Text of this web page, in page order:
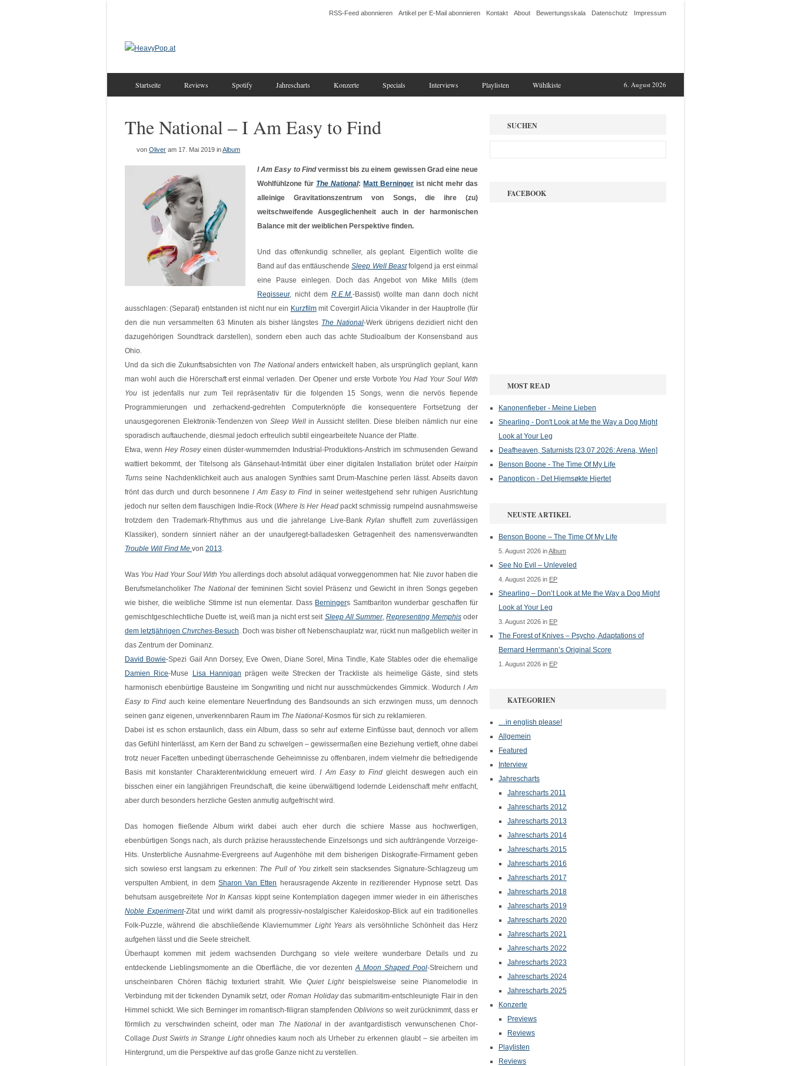
RSS-Feed abonnieren Artikel per E-Mail abonnieren Kontakt About Bewertungsskala Datenschutz Impressum
6. August 2026
Startseite Reviews Spotify Jahrescharts Konzerte Specials Interviews Playlisten Wühlkiste
The National – I Am Easy to Find
von Oliver am 17. Mai 2019 inAlbum
I Am Easy to Findvermisst bis zu einem gewissen Grad eine neue
Wohlfühlzone für The National: Matt Berninger ist nicht mehr das
alleinige Gravitationszentrum von Songs, die ihre (zu)
weitschweifende Ausgeglichenheit auch in der harmonischen
Balance mit der weiblichen Perspektive finden.
Und das offenkundig schneller, als geplant. Eigentlich wollte die
Band auf das enttäuschendeSleep Well Beastfolgend ja erst einmal
eine Pause einlegen. Doch das Angebot von Mike Mills (dem
Regisseur, nicht dem R.E.M.-Bassist) wollte man dann doch nicht
ausschlagen: (Separat) entstanden ist nicht nur ein Kurzfilmmit Covergirl Alicia Vikander in der Hauptrolle (für
den die nun versammelten 63 Minuten als bisher längstes The National-Werk übrigens dezidiert nicht den
dazugehörigen Soundtrack darstellen), sondern eben auch das achte Studioalbum der Konsensband aus
Ohio.
Und da sich die Zukunftsabsichten von The Nationalanders entwickelt haben, als ursprünglich geplant, kann
man wohl auch die Hörerschaft erst einmal verladen. Der Opener und erste Vorbote You Had Your Soul With
You ist jedenfalls nur zum Teil repräsentativ für die folgenden 15 Songs, wenn die nervös fiepende
Programmierungen und zerhackend-gedrehten Computerknöpfe die konsequentere Fortsetzung der
unausgegorenen Elektronik-Tendenzen von Sleep Wellin Aussicht stellten. Diese bleiben nämlich nur eine
sporadisch auftauchende, diesmal jedoch erfreulich subtil eingearbeitete Nuance der Platte.
Etwa, wenn Hey Roseyeinen düster-wummernden Industrial-Produktions-Anstrich im schmusenden Gewand
wattiert bekommt, der Titelsong als Gänsehaut-Intimität über einer digitalen Installation brütet oder Hairpin
Turns seine Nachdenklichkeit auch aus analogen Synthies samt Drum-Maschine perlen lässt. Abseits davon
frönt das durch und durch besonneneI Am Easy to Findin seiner weitestgehend sehr ruhigen Ausrichtung
jedoch nur selten dem flauschigen Indie-Rock (Where Is Her Headpackt schmissig rumpelnd ausnahmsweise
trotzdem den Trademark-Rhythmus aus und die jahrelange Live-BankRylan shuffelt zum zuverlässigen
Klassiker), sondern sinniert näher an der unaufgeregt-balladesken Getragenheit des namensverwandten
Trouble Will Find Me von 2013.
Was You Had Your Soul With You allerdings doch absolut adäquat vorweggenommen hat: Nie zuvor haben die
Berufsmelancholiker The Nationalder femininen Sicht soviel Präsenz und Gewicht in ihren Songs gegeben
wie bisher, die weibliche Stimme ist nun elementar. Dass Berningers Samtbariton wunderbar geschaffen für
gemischtgeschlechtliche Duette ist, weiß man ja nicht erst seit Sleep All Summer,Representing Memphisoder
dem letztjährigen Chvrches-Besuch. Doch was bisher oft Nebenschauplatz war, rückt nun maßgeblich weiter in
das Zentrum der Dominanz.
David Bowie-Spezi Gail Ann Dorsey, Eve Owen, Diane Sorel, Mina Tindle, Kate Stables oder die ehemalige
Damien Rice-Muse Lisa Hannigan prägen weite Strecken der Trackliste als heimelige Gäste, sind stets
harmonisch ebenbürtige Bausteine im Songwriting und nicht nur ausschmückendes Gimmick. Wodurch I Am
Easy to Find auch keine elementare Neuerfindung des Bandsounds an sich erzwingen muss, um dennoch
seinen ganz eigenen, unverkennbaren Raum im The National-Kosmos für sich zu reklamieren.
Dabei ist es schon erstaunlich, dass ein Album, dass so sehr auf externe Einflüsse baut, dennoch vor allem
das Gefühl hinterlässt, am Kern der Band zu schwelgen – gewissermaßen eine Beziehung vertieft, ohne dabei
trotz neuer Facetten unbedingt überraschende Geheimnisse zu offenbaren, indem vielmehr die befriedigende
Basis mit konstanter Charakterentwicklung erneuert wird.I Am Easy to Find gleicht deswegen auch ein
bisschen einer ein langjährigen Freundschaft, die keine überwältigend lodernde Leidenschaft mehr entfacht,
aber durch besonders herzliche Gesten anmutig aufgefrischt wird.
Das homogen fließende Album wirkt dabei auch eher durch die schiere Masse aus hochwertigen,
ebenbürtigen Songs nach, als durch präzise herausstechende Einzelsongs und sich aufdrängende Vorzeige-
Hits. Unsterbliche Ausnahme-Evergreens auf Augenhöhe mit dem bisherigen Diskografie-Firmament geben
sich sowieso erst langsam zu erkennen: The Pull of Youzirkelt sein stacksendes Signature-Schlagzeug um
verspulten Ambient, in dem Sharon Van Etten
herausragende Akzente in rezitierender Hypnose setzt. Das
behutsam ausgebreitete Not In Kansas kippt seine Kontemplation dagegen immer wieder in ein ätherisches
Noble Experiment-Zitat und wirkt damit als progressiv-nostalgischer Kaleidoskop-Blick auf ein traditionelles
Folk-Puzzle, während die abschließende Klaviernummer Light Years als versöhnliche Schönheit das Herz
aufgehen lässt und die Seele streichelt.
Überhaupt kommen mit jedem wachsenden Durchgang so viele weitere wunderbare Details und zu
entdeckende Lieblingsmomente an die Oberfläche, die vor dezentenA Moon Shaped Pool-Streichern und
unscheinbaren Chören flächig texturiert strahlt. Wie Quiet Lightbeispielsweise seine Pianomelodie in
Verbindung mit der tickenden Dynamik setzt, oder Roman Holidaydas submaritim-entschleunigte Flair in den
Himmel schickt. Wie sich Berninger im romantisch-filigran stampfendenOblivions so weit zurücknimmt, dass er
förmlich zu verschwinden scheint, oder man
The Nationalin der avantgardistisch verwunschenen Chor-
CollageDust Swirls in Strange Lightohnedies kaum noch als Urheber zu erkennen glaubt – sie arbeiten im
Hintergrund, um die Perspektive auf das große Ganze nicht zu verstellen.
SUCHEN
FACEBOOK
MOST READ
Kanonenfieber - Meine Lieben
Shearling - Don't Look at Me the Way a Dog Might
Look at Your Leg
Deafheaven, Saturnists [23.07.2026: Arena, Wien]
Benson Boone - The Time Of My Life
Panopticon - Det Hjemsøkte Hjertet
NEUSTE ARTIKEL
Benson Boone – The Time Of My Life
5. August 2026 inAlbum
See No Evil – Unleveled
4. August 2026 in EP
Shearling – Don’t Look at Me the Way a Dog Might
Look at Your Leg
3. August 2026 in EP
The Forest of Knives – Psycho, Adaptations of
Bernard Herrmann’s Original Score
1. August 2026 in EP
KATEGORIEN
…in english please!
Allgemein
Featured
Interview
Jahrescharts
Jahrescharts 2011
Jahrescharts 2012
Jahrescharts 2013
Jahrescharts 2014
Jahrescharts 2015
Jahrescharts 2016
Jahrescharts 2017
Jahrescharts 2018
Jahrescharts 2019
Jahrescharts 2020
Jahrescharts 2021
Jahrescharts 2022
Jahrescharts 2023
Jahrescharts 2024
Jahrescharts 2025
Konzerte
Previews
Reviews
Playlisten
Reviews